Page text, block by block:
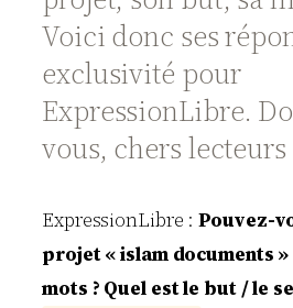
Voici donc ses
exclusivité pour
ExpressionLibre.
vous, chers lecteurs
ExpressionLibre :Pouvez-
projet « islam documents
mots ? Quel est le but / le